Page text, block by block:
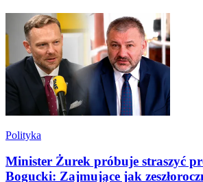
Polityka
Minister Żurek próbuje straszyć
Bogucki: Zajmujące jak